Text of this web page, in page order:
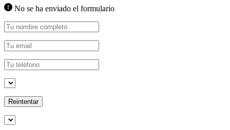
No se ha enviado el formulario
Reintentar